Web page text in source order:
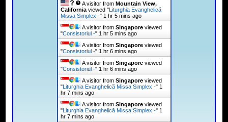
A visitor from Mountain View,
Californiaviewed "Liturghia Evanghelică
Missa Simplex -" 1 hr 5 mins ago
A visitor from Singaporeviewed
"Consistoriul -" 1 hr 5 mins ago
A visitor from Singaporeviewed
"Consistoriul -" 1 hr 6 mins ago
A visitor from Singaporeviewed
"Consistoriul -" 1 hr 6 mins ago
A visitor from Singaporeviewed
"Liturghia Evanghelică Missa Simplex -" 1
hr 7 mins ago
A visitor from Singaporeviewed
"Liturghia Evanghelică Missa Simplex -" 1
hr 7 mins ago